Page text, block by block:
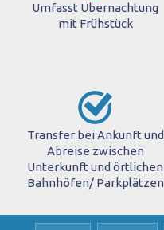
Umfasst Übernachtung
mit Frühstück
Transfer bei Ankunft und
Abreise zwischen
Unterkunft und örtlichen
Bahnhöfen/ Parkplätzen